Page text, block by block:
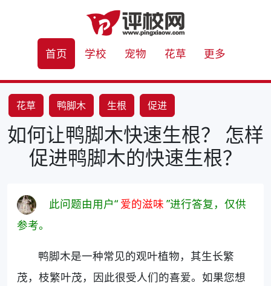
首页 学校 宠物 花草 更多
花草 鸭脚木 生根 促进
如何让鸭脚木快速生根？ 怎样
促进鸭脚木的快速生根？
此问题由用户“ 爱的滋味 ”进行答复，仅供
参考。
鸭脚木是一种常见的观叶植物，其生长繁
茂，枝繁叶茂，因此很受人们的喜爱。如果您想